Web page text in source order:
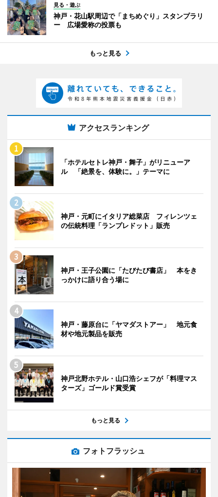
見る・遊ぶ
神戸・花山駅周辺で「まちめぐり」スタンプラリ
ー 広場愛称の投票も
もっと見る
アクセスランキング
「ホテルセトレ神戸・舞子」がリニューア
ル 「絶景を、体験に。」テーマに
神戸・元町にイタリア総菜店 フィレンツェ
の伝統料理「ランプレドット」販売
神戸・王子公園に「たびたび書店」 本をき
っかけに語り合う場に
神戸・藤原台に「ヤマダストアー」 地元食
材や地元製品を販売
神戸北野ホテル・山口浩シェフが「料理マス
ターズ」ゴールド賞受賞
もっと見る
フォトフラッシュ